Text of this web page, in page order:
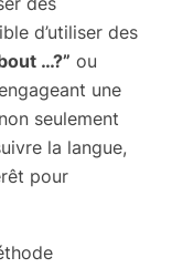
d’utiliser des
…?” ou
une
seulement
la langue,
pour